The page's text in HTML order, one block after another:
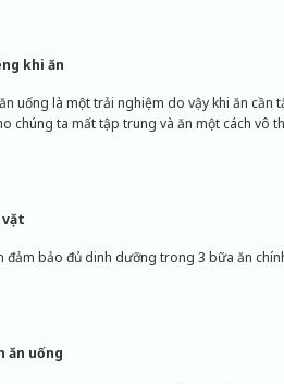
khi ăn
uống là một trải nghiệm do vậy khi ăn cần
chúng ta mất tập trung và ăn một cách vô
vặt
đảm bảo đủ dinh dưỡng trong 3 bữa ăn
ăn uống